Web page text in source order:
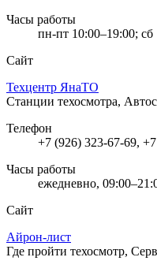
Часы работы
пн-пт 10:00–19:00; сб
Сайт
Техцентр ЯнаТО
Станции техосмотра,
Телефон
+7 (926) 323-67-69,
Часы работы
ежедневно,
Сайт
Айрон-лист
Где пройти техосмотр,